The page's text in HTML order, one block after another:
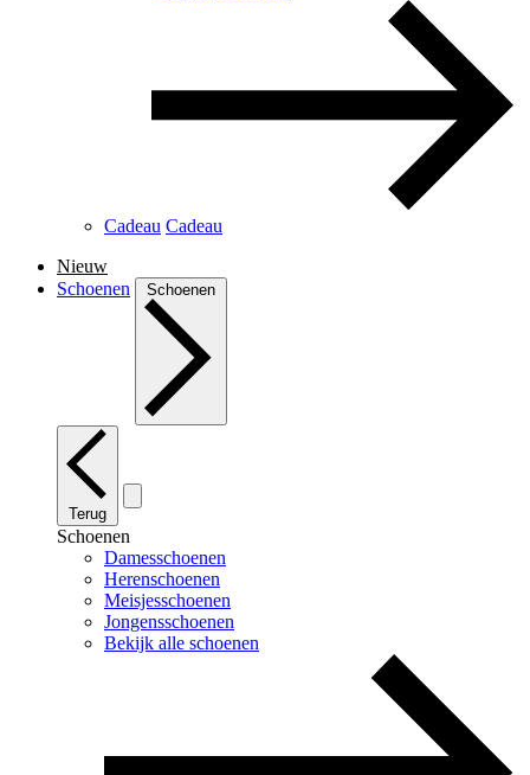
Cadeau Cadeau
Nieuw
Schoenen
Schoenen
Terug
Schoenen
Damesschoenen
Herenschoenen
Meisjesschoenen
Jongensschoenen
Bekijk alle schoenen